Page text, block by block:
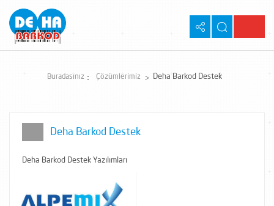
Buradasınız Çözümlerimiz Deha Barkod Destek
Deha Barkod Destek
Deha Barkod Destek Yazılımları